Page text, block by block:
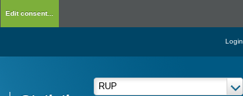
Edit consent...
Login